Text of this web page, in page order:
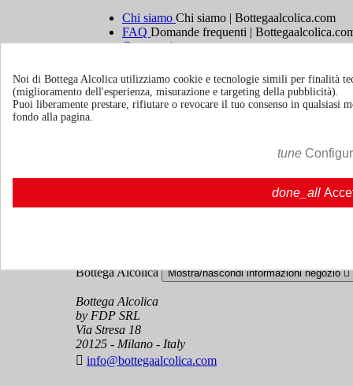
Chi siamo Chi siamo | Bottegaalcolica.com
FAQ Domande frequenti |
Contattaci
Informazioni Mostra/nascondi link informazioni
Bottega Alcolica Mostra/nascondi informazioni negozio
Bottega Alcolica
by FDP SRL
Via Stresa 18
20125 - Milano - Italy
 info@bottegaalcolica.com
Noi di Bottega Alcolica utilizziamo cookie e tecnologie simili per finalità
(miglioramento dell'esperienza, misurazione e targeting della pubblicità).
Puoi liberamente prestare, rifiutare o revocare il tuo consenso in qualsiasi
fondo alla pagina.
tune
done_all